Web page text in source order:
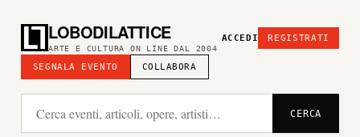
LOBODILATTICE
ARTE E CULTURA ON LINE DAL 2004
SEGNALA EVENTO COLLABORA
ACCEDI REGISTRATI
CERCA